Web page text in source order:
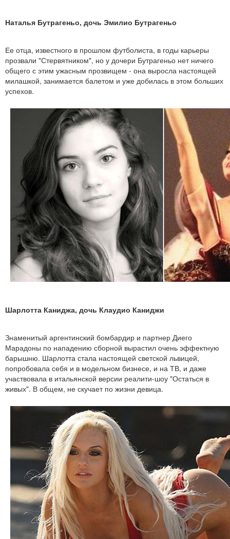
Наталья Бутрагеньо, дочь Эмилио Бутрагеньо
Ее отца, известного в прошлом футболиста, в годы карьеры
прозвали "Стервятником", но у дочери Бутрагеньо нет ничего
общего с этим ужасным прозвищем - она выросла настоящей
милашкой, занимается балетом и уже добилась в этом больших
успехов.
Шарлотта Каниджа, дочь Клаудио Каниджи
Знаменитый аргентинский бомбардир и партнер Диего
Марадоны по нападению сборной вырастил очень эффектную
барышню. Шарлотта стала настоящей светской львицей,
попробовала себя и в модельном бизнесе, и на ТВ, и даже
участвовала в итальянской версии реалити-шоу "Остаться в
живых". В общем, не скучает по жизни девица.